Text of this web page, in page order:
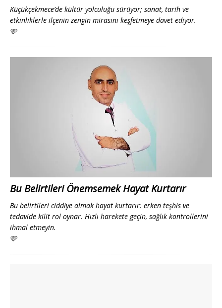
Küçükçekmece’de kültür yolculuğu sürüyor; sanat, tarih ve
etkinliklerle ilçenin zengin mirasını keşfetmeye davet ediyor.
🩷
Bu Belirtileri Önemsemek Hayat Kurtarır
Bu belirtileri ciddiye almak hayat kurtarır: erken teşhis ve
tedavide kilit rol oynar. Hızlı harekete geçin, sağlık kontrollerini
ihmal etmeyin.
🩷